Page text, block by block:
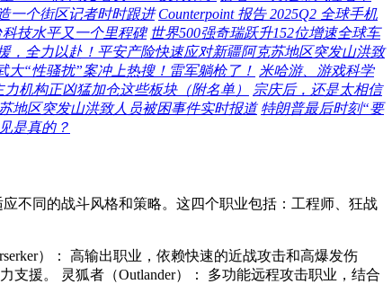
一个街区记者时时跟进 Counterpoint 报告 2025Q2 全球手机
技水平又一个里程碑 世界500强奇瑞跃升152位增速全球车
，全力以赴！平安产险快速应对新疆阿克苏地区突发山洪致
大“性骚扰”案冲上热搜！雷军躺枪了！ 米哈游、游戏科学
机构正凶猛加仓这些板块（附名单）
宗庆后，还是太相信
地区突发山洪致人员被困事件实时报道 特朗普最后时刻“要
是真的？
不同的战斗风格和策略。这四个职业包括：工程师、狂战
）： 高输出职业，依赖快速的近战攻击和高爆发伤
支援。 灵狐者（Outlander）： 多功能远程攻击职业，结合